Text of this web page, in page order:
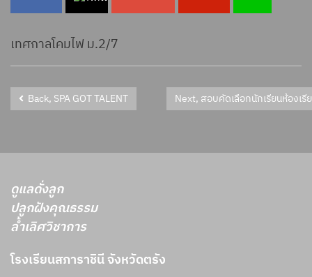
เทศกาลโคมไฟ ม.2/7
Back, SPA GOT TALENT Next, สอบคัดเลือกนักเรียนห้องเ
ดูแลดั่งลูก
ปลูกฝังคุณธรรม
ล้ำเลิศวิชาการ
โรงเรียนสภาราชินี จังหวัดตรัง